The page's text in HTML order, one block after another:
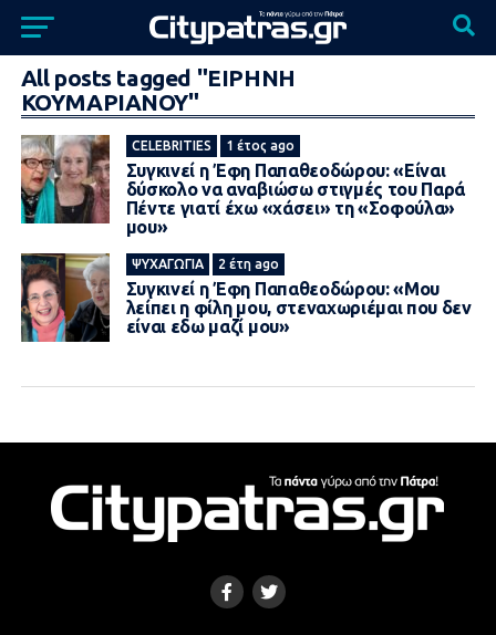
All posts tagged "ΕΙΡΗΝΗ
ΚΟΥΜΑΡΙΑΝΟΥ"
CELEBRITIES 1 έτος ago
Συγκινεί η Έφη Παπαθεοδώρου: «Είναι
δύσκολο να αναβιώσω στιγμές του Παρά
Πέντε γιατί έχω «xάσει» τη «Σοφούλα»
μου»
ΨΥΧΑΓΩΓΊΑ 2 έτη ago
Συγκινεί η Έφη Παπαθεοδώρου: «Μου
λείπει η φίλη μου, στεναχωριέμαι που δεν
είναι εδω μαζί μου»